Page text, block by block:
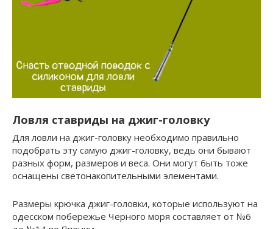
Ловля ставриды на джиг-головку
Для ловли на джиг-головку необходимо правильно
подобрать эту самую джиг-головку, ведь они бывают
разных форм, размеров и веса. Они могут быть тоже
оснащены светонакопительными элементами.
Размеры крючка джиг-головки, которые используют на
одесском побережье Черного моря составляет от №6